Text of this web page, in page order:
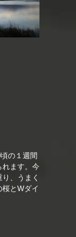
の１週間
ます。今
、うまく
とWダイ